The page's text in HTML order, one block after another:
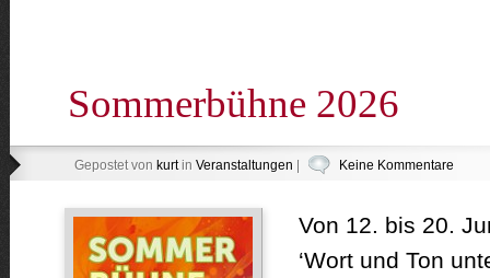
Sommerbühne 2026
Gepostet von kurtin Veranstaltungen Keine Kommentare
Von 12. bis 20.
‘Wort und Ton